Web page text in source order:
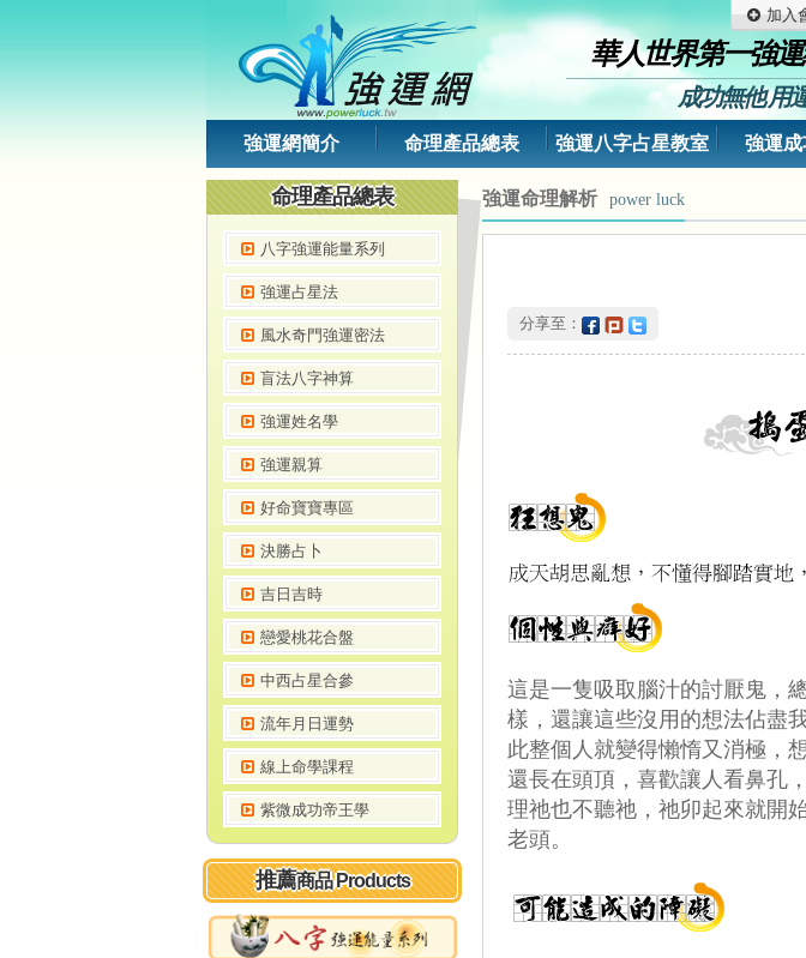
華人世界第一強
成功無他 用
加入
強運網簡介 命理產品總表 強運八字占星教室 強運
強運命理解析 power luck
分享至：
這是一隻吸取腦汁的討厭鬼，
樣，還讓這些沒用的想法佔盡
此整個人就變得懶惰又消極，
還長在頭頂，喜歡讓人看鼻孔
理祂也不聽祂，祂卯起來就開
老頭。
命理產品總表
八字強運能量系列
強運占星法
風水奇門強運密法
盲法八字神算
強運姓名學
強運親算
好命寶寶專區
決勝占卜
吉日吉時
戀愛桃花合盤
中西占星合參
流年月日運勢
線上命學課程
紫微成功帝王學
推薦商品 Products